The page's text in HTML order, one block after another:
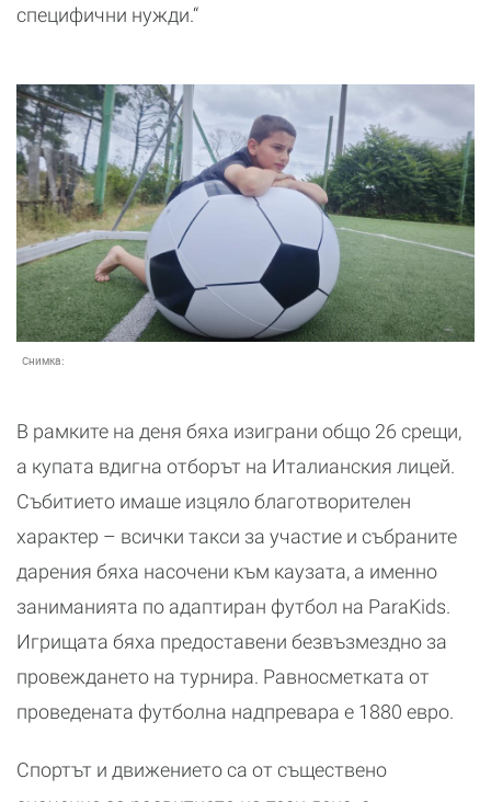
специфични нужди.“
Снимка:
В рамките на деня бяха изиграни общо 26 срещи,
а купата вдигна отборът на Италианския лицей.
Събитието имаше изцяло благотворителен
характер – всички такси за участие и събраните
дарения бяха насочени към каузата, а именно
заниманията по адаптиран футбол на ParaKids.
Игрищата бяха предоставени безвъзмездно за
провеждането на турнира. Равносметката от
проведената футболна надпревара е 1880 евро.
Спортът и движението са от съществено